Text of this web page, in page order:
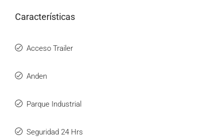
Características
Acceso Trailer
Anden
Parque Industrial
Seguridad 24 Hrs